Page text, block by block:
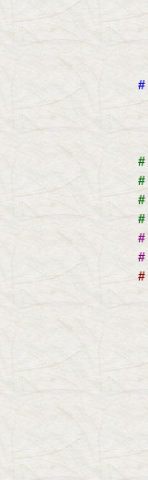
​#
#
#
#
#
#
#
#